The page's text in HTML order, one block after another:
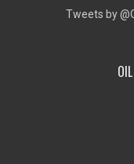
Tweets by